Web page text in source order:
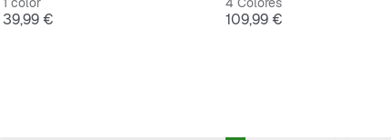
Precio
39,99 € Precio
109,99 €